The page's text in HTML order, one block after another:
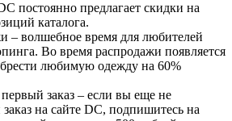
постоянно предлагает скидки на
каталога.
– волшебное время для любителей
Во время распродажи появляется
любимую одежду на 60%
заказ – если вы еще не
на сайте DC, подпишитесь на